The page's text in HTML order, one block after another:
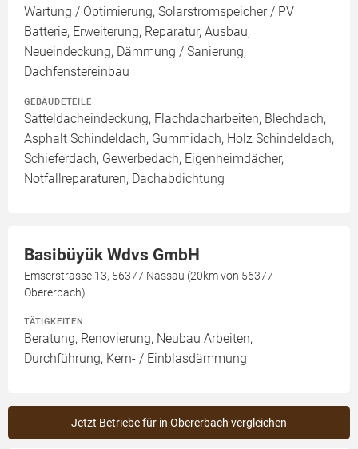
Wartung / Optimierung, Solarstromspeicher / PV
Batterie, Erweiterung, Reparatur, Ausbau,
Neueindeckung, Dämmung / Sanierung,
Dachfenstereinbau
GEBÄUDETEILE
Satteldacheindeckung, Flachdacharbeiten, Blechdach,
Asphalt Schindeldach, Gummidach, Holz Schindeldach,
Schieferdach, Gewerbedach, Eigenheimdächer,
Notfallreparaturen, Dachabdichtung
Basibüyük Wdvs GmbH
Emserstrasse 13, 56377 Nassau (20km von 56377
Obererbach)
TÄTIGKEITEN
Beratung, Renovierung, Neubau Arbeiten,
Durchführung, Kern- / Einblasdämmung
Jetzt Betriebe für in Obererbach vergleichen